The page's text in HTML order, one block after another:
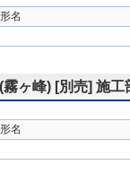
形名
ヶ峰) [別売] 施工
形名